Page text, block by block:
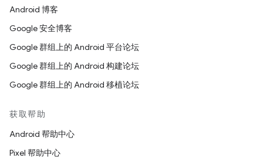
Android 博客
Google 安全博客
Google 群组上的 Android 平台论坛
Google 群组上的 Android 构建论坛
Google 群组上的 Android 移植论坛
获取帮助
Android 帮助中心
Pixel 帮助中心